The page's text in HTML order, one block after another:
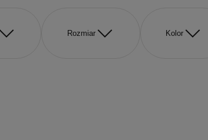
Rozmiar Kolor